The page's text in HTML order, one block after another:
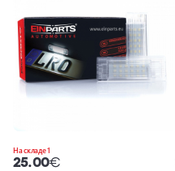
На складе 1
25.00€